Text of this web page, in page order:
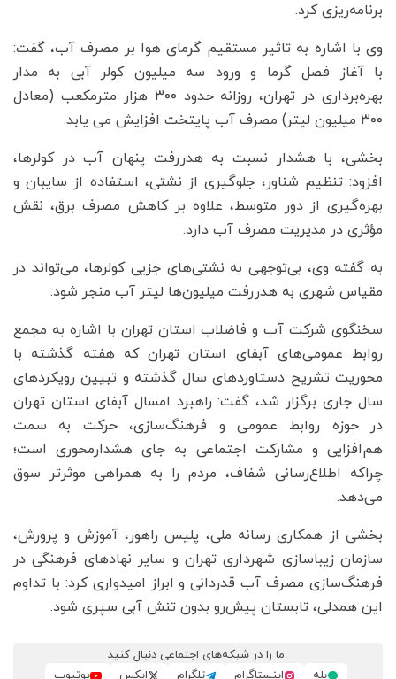
برنامه‌ریزی کرد.
وی با اشاره به تاثیر مستقیم گرمای هوا بر مصرف آب، گفت:
با آغاز فصل گرما و ورود سه میلیون کولر آبی به مدار
بهره‌برداری در تهران، روزانه حدود ۳۰۰ هزار مترمکعب (معادل
۳۰۰ میلیون لیتر) مصرف آب پایتخت افزایش می‌ یابد.
بخشی، با هشدار نسبت به هدررفت پنهان آب در کولرها،
افزود: تنظیم شناور، جلوگیری از نشتی، استفاده از سایبان و
بهره‌گیری از دور متوسط، علاوه بر کاهش مصرف برق، نقش
مؤثری در مدیریت مصرف آب دارد.
به گفته وی، بی‌توجهی به نشتی‌های جزیی کولرها، می‌تواند در
مقیاس شهری به هدررفت میلیون‌ها لیتر آب منجر شود.
سخنگوی شرکت آب و فاضلاب استان تهران با اشاره به مجمع
روابط عمومی‌های آبفای استان تهران که هفته گذشته با
محوریت تشریح دستاوردهای سال گذشته و تبیین رویکردهای
سال جاری برگزار شد، گفت: راهبرد امسال آبفای استان تهران
در حوزه روابط عمومی و فرهنگ‌سازی، حرکت به سمت
هم‌افزایی و مشارکت اجتماعی به جای هشدارمحوری است؛
چراکه اطلاع‌رسانی شفاف، مردم را به همراهی موثرتر سوق
می‌دهد.
بخشی از همکاری رسانه ملی، پلیس راهور، آموزش و پرورش،
سازمان زیباسازی شهرداری تهران و سایر نهادهای فرهنگی در
فرهنگ‌سازی مصرف آب قدردانی و ابراز امیدواری کرد: با تداوم
این همدلی، تابستان پیش‌رو بدون تنش آبی سپری شود.
ما را در شبکه‌های اجتماعی دنبال کنید